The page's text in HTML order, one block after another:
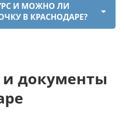
И МОЖНО ЛИ
В КРАСНОДАРЕ?
документы